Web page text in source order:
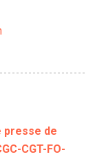
presse de
CGT-FO-